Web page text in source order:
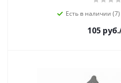
Есть в наличии (7)
105руб.